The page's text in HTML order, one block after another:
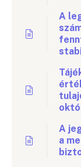
A
A
a